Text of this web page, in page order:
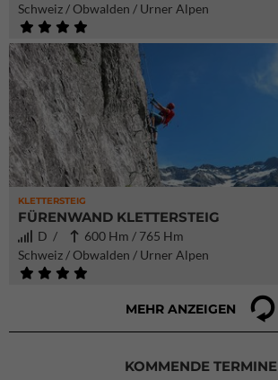
Schweiz / Obwalden / Urner Alpen
KLETTERSTEIG
FÜRENWAND KLETTERSTEIG
D /
600 Hm / 765 Hm
Schweiz / Obwalden / Urner Alpen
MEHR ANZEIGEN
KOMMENDE TERMINE